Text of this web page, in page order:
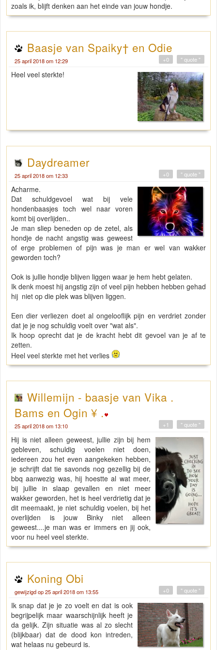
zoals ik, blijft denken aan het einde van jouw hondje.
Baasje van Spaiky† en Odie
25 april 2018 om 12:29 " quote "
+0
Heel veel sterkte!
Daydreamer
25 april 2018 om 12:33 " quote "
+0
Acharme.
Dat schuldgevoel wat bij vele
hondenbaasjes toch wel naar voren
komt bij overlijden..
Je man sliep beneden op de zetel, als
hondje de nacht angstig was geweest
of erge problemen of pijn was je man er wel van wakker
geworden toch?
Ook is jullie hondje blijven liggen waar je hem hebt gelaten.
Ik denk moest hij angstig zijn of veel pijn hebben hebben gehad
hij niet op die plek was blijven liggen.
Een dier verliezen doet al ongelooflijk pijn en verdriet zonder
dat je je nog schuldig voelt over "wat als".
Ik hoop oprecht dat je de kracht hebt dit gevoel van je af te
zetten.
Heel veel sterkte met het verlies
Willemijn - baasje van Vika .
Bams en Ogin ¥ .
25 april 2018 om 13:10 " quote "
+1
Hij is niet alleen geweest, jullie zijn bij hem
gebleven, schuldig voelen niet doen,
iedereen zou het even aangekeken hebben,
je schrijft dat tie savonds nog gezellig bij de
bbq aanwezig was, hij hoestte al wat meer,
bij jullie in slaap gevallen en niet meer
wakker geworden, het is heel verdrietig dat je
dit meemaakt, je niet schuldig voelen, bij het
overlijden is jouw Binky niet alleen
geweest....je man was er immers en jij ook,
voor nu heel veel sterkte.
Koning Obi
gewijzigd op 25 april 2018 om 13:55 " quote "
+0
Ik snap dat je je zo voelt en dat is ook
begrijpelijk maar waarschijnlijk heeft je
da gelijk. Zijn situatie was al zo slecht
(blijkbaar) dat de dood kon intreden,
wat helaas nu gebeurd is.